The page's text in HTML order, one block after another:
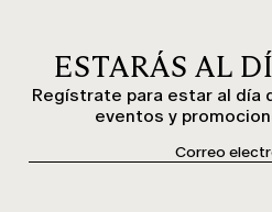
ESTARÁS AL
Regístrate para estar al día
eventos y